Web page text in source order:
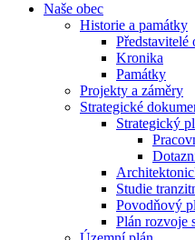
Naše obec
Historie a památky
Představitelé
Kronika
Památky
Projekty a záměry
Strategické
Strategický
Studie
Povodňový
Plán rozvoje